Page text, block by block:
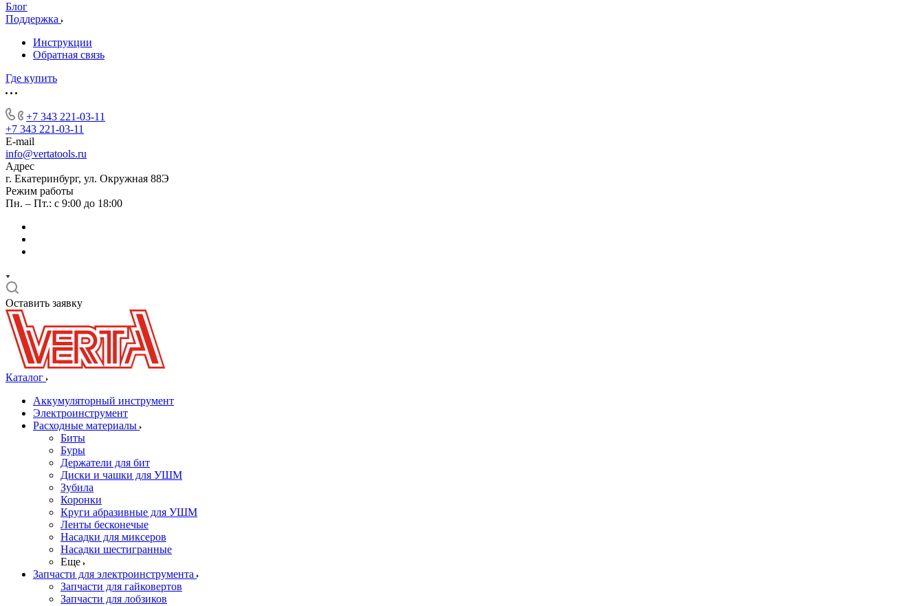
Блог
Поддержка
Инструкции
Обратная связь
Где купить
+7 343 221-03-11
+7 343 221-03-11
E-mail
info@vertatools.ru
Адрес
г. Екатеринбург, ул. Окружная 88Э
Режим работы
Пн. – Пт.: с 9:00 до 18:00
Оставить заявку
Каталог
Аккумуляторный инструмент
Электроинструмент
Расходные материалы
Биты
Буры
Держатели для бит
Диски и чашки для УШМ
Зубила
Коронки
Круги абразивные для УШМ
Ленты бесконечые
Насадки для миксеров
Насадки шестигранные
Еще
Запчасти для электроинструмента
Запчасти для гайковертов
Запчасти для лобзиков